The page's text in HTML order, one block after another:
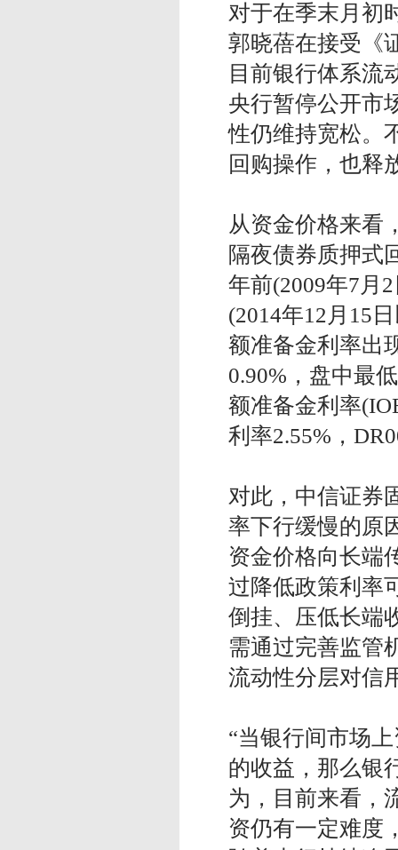
对于在季末月初
郭晓蓓在接受《
目前银行体系流
央行暂停公开市
性仍维持宽松。
回购操作，也释
从资金价格来看
隔夜债券质押式
年前(2009年7月
(2014年12月15
额准备金利率出
0.90%，盘中最
额准备金利率
利率2.55%，
对此，中信证券
率下行缓慢的原
资金价格向长端
过降低政策利率
倒挂、压低长端
需通过完善监管
流动性分层对信
“当银行间市场
的收益，那么银
为，目前来看，
资仍有一定难度